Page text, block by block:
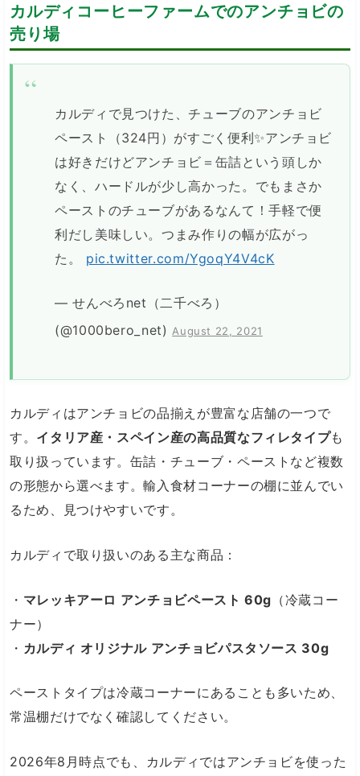
カルディコーヒーファームでのアンチョビの
売り場
カルディで見つけた、チューブのアンチョビ
ペースト（324円）がすごく便利✨アンチョビ
は好きだけどアンチョビ＝缶詰という頭しか
なく、ハードルが少し高かった。でもまさか
ペーストのチューブがあるなんて！手軽で便
利だし美味しい。つまみ作りの幅が広がっ
た。 pic.twitter.com/YgoqY4V4cK
— せんべろnet（二千べろ）
(@1000bero_net)August 22, 2021
カルディはアンチョビの品揃えが豊富な店舗の一つで
す。 イタリア産・スペイン産の高品質なフィレタイプも
取り扱っています。缶詰・チューブ・ペーストなど複数
の形態から選べます。輸入食材コーナーの棚に並んでい
るため、見つけやすいです。
カルディで取り扱いのある主な商品：
・ マレッキアーロ アンチョビペースト 60g （冷蔵コー
ナー）
・ カルディ オリジナル アンチョビパスタソース 30g
ペーストタイプは冷蔵コーナーにあることも多いため、
常温棚だけでなく確認してください。
2026年8月時点でも、カルディではアンチョビを使った